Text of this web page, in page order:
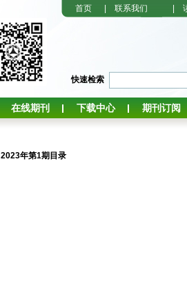
首页 联系我们
快速检索
在线期刊 下载中心 期刊订阅
2023年第1期目录